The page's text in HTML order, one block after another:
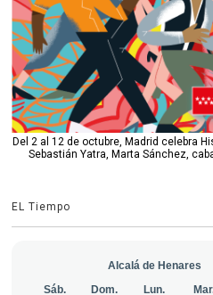
Del 2 al 12 de octubre, Madrid celebra
Sebastián Yatra, Marta Sánchez,
EL Tiempo